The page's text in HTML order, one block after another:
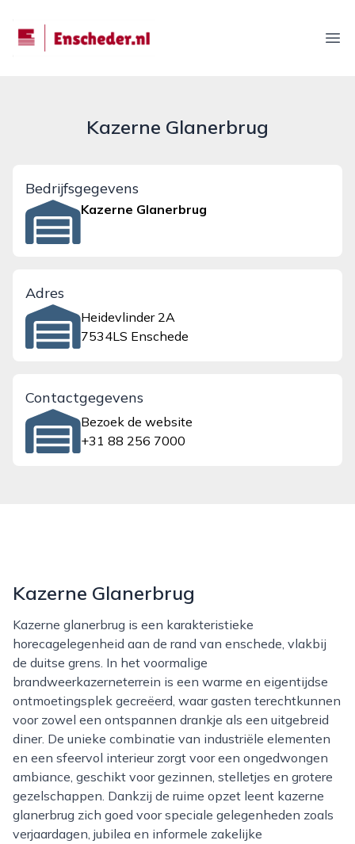
enscheder.nl
Kazerne Glanerbrug
Bedrijfsgegevens
Kazerne Glanerbrug
Adres
Heidevlinder 2A
7534LS Enschede
Contactgegevens
Bezoek de website
+31 88 256 7000
Kazerne Glanerbrug
Kazerne glanerbrug is een karakteristieke
horecagelegenheid aan de rand van enschede, vlakbij
de duitse grens. In het voormalige
brandweerkazerneterrein is een warme en eigentijdse
ontmoetingsplek gecreëerd, waar gasten terechtkunnen
voor zowel een ontspannen drankje als een uitgebreid
diner. De unieke combinatie van industriële elementen
en een sfeervol interieur zorgt voor een ongedwongen
ambiance, geschikt voor gezinnen, stelletjes en grotere
gezelschappen. Dankzij de ruime opzet leent kazerne
glanerbrug zich goed voor speciale gelegenheden zoals
verjaardagen, jubilea en informele zakelijke